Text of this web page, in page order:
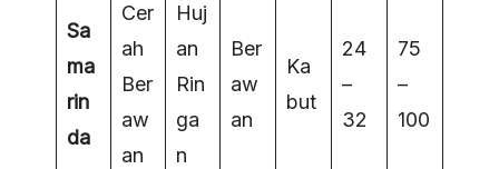
Sa
ma
rin
da
Cer
ah
Ber
aw
an
Huj
an
Rin
ga
n
Ber
aw
an
Ka
but
24
–
32
75
–
100